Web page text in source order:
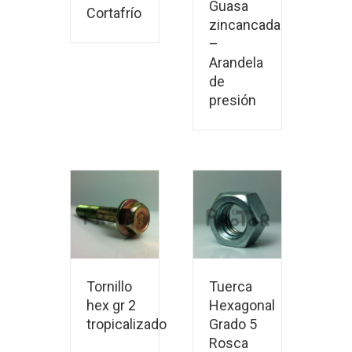
Cortafrío
Guasa
zincancada
–
Arandela
de
presión
Tornillo
hex gr 2
tropicalizado
Leer más
Leer más
Tuerca
Hexagonal
Grado 5
Rosca